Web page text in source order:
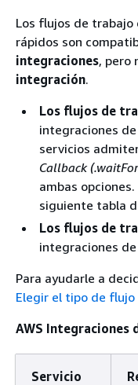
Los flujos de
rápidos son
integraciones, pero
integración.
Los flujos de
integraciones de
servicios
Callback
ambas
siguiente tabla
Los flujos de
integraciones de
Para ayudarle a
Elegir el tipo de
AWS Integraciones
Servicio